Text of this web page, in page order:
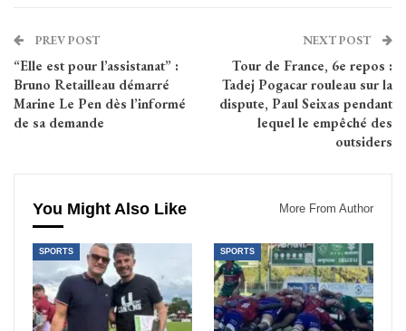
PREV POST
“Elle est pour l’assistanat” :
Bruno Retailleau démarré
Marine Le Pen dès l’informé
de sa demande
NEXT POST
Tour de France, 6e repos :
Tadej Pogacar rouleau sur la
dispute, Paul Seixas pendant
lequel le empêché des
outsiders
You Might Also Like More From Author
SPORTS SPORTS